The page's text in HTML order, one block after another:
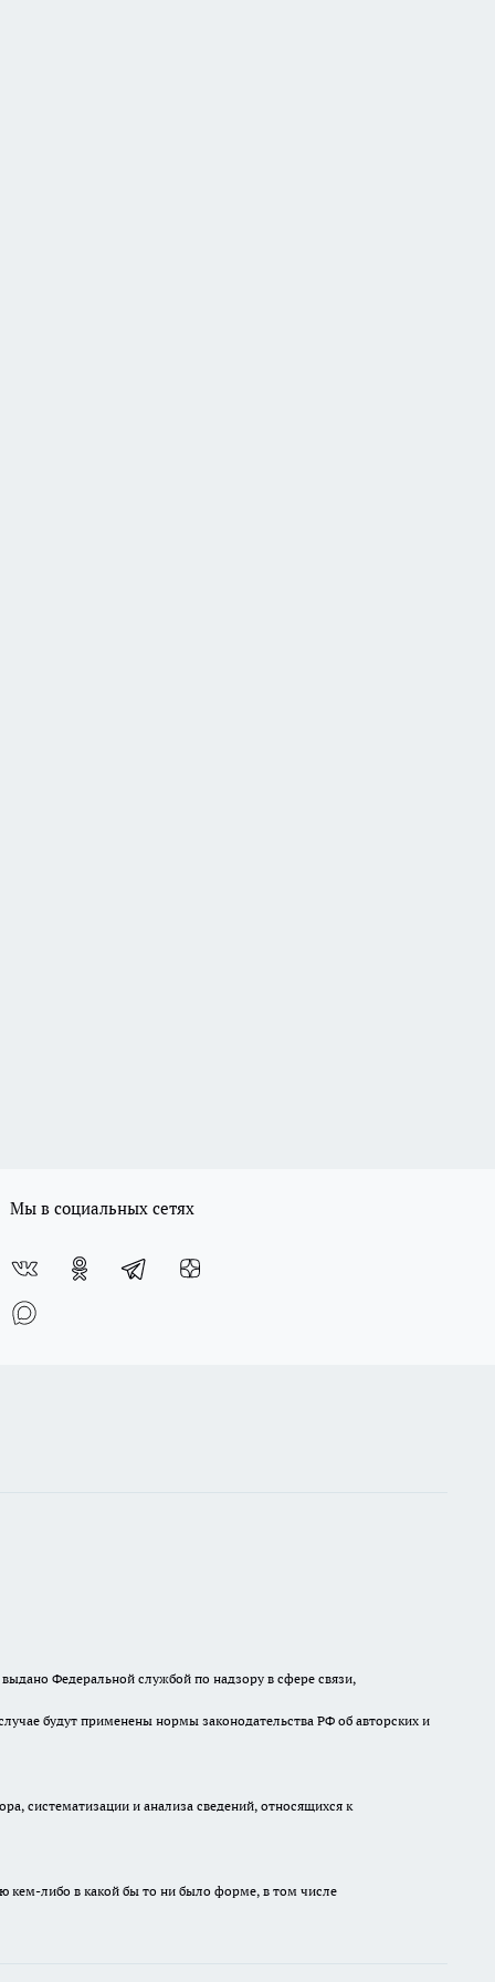
Мы в социальных сетях
Федеральной службой по надзору в сфере связи,
будут применены нормы законодательства РФ об авторских и
систематизации и анализа сведений, относящихся к
кем-либо в какой бы то ни было форме, в том числе